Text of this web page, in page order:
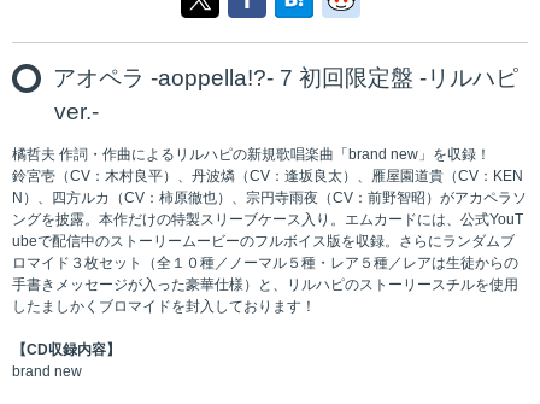
アオペラ -aoppella!?- 7 初回限定盤 -リルハピ
ver.-
橘哲夫 作詞・作曲によるリルハピの新規歌唱楽曲「brand new」を収録！
鈴宮壱（CV：木村良平）、丹波燐（CV：逢坂良太）、雁屋園道貴（CV：KEN
N）、四方ルカ（CV：柿原徹也）、宗円寺雨夜（CV：前野智昭）がアカペラソ
ングを披露。本作だけの特製スリーブケース入り。エムカードには、公式YouT
ubeで配信中のストーリームービーのフルボイス版を収録。さらにランダムブ
ロマイド３枚セット（全１０種／ノーマル５種・レア５種／レアは生徒からの
手書きメッセージが入った豪華仕様）と、リルハピのストーリースチルを使用
したましかくブロマイドを封入しております！
【CD収録内容】
brand new